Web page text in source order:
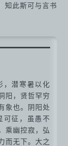
知此斯可与言书
，潜寒暑以化
阳，贤哲罕穷
象也。阴阳处
可征，虽愚不
乘幽控寂，弘
而无下。大之